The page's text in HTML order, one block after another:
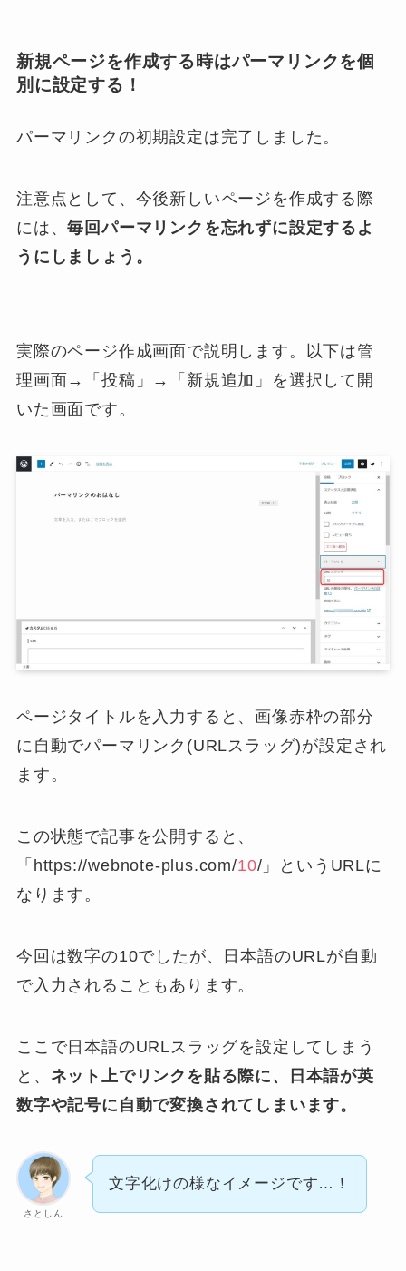
新規ページを作成する時はパーマリンクを個
別に設定する！
パーマリンクの初期設定は完了しました。
注意点として、今後新しいページを作成する際
には、毎回パーマリンクを忘れずに設定するよ
うにしましょう。
実際のページ作成画面で説明します。以下は管
理画面→「投稿」→「新規追加」を選択して開
いた画面です。
ページタイトルを入力すると、画像赤枠の部分
に自動でパーマリンク(URLスラッグ)が設定され
ます。
この状態で記事を公開すると、
「https://webnote-plus.com/10/」というURLに
なります。
今回は数字の10でしたが、日本語のURLが自動
で入力されることもあります。
ここで日本語のURLスラッグを設定してしまう
と、 ネット上でリンクを貼る際に、日本語が英
数字や記号に自動で変換されてしまいます。
さとしん
文字化けの様なイメージです…！